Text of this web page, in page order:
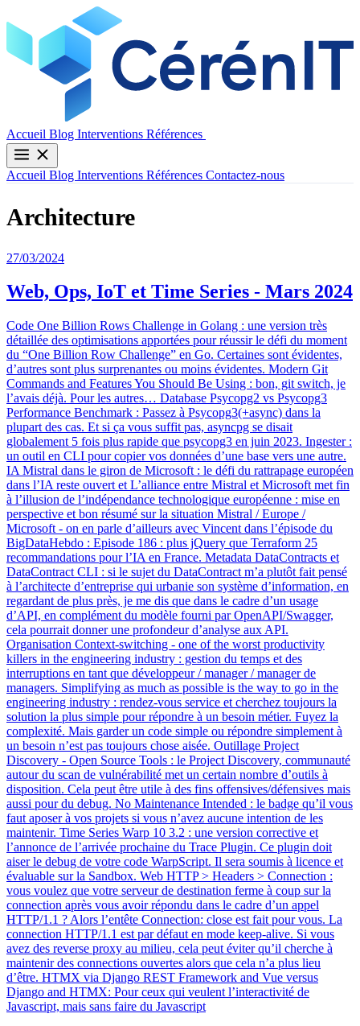
Accueil Blog Interventions Références
Accueil Blog Interventions Références Contactez-nous
Architecture
27/03/2024
Web, Ops, IoT et Time Series - Mars 2024
Code One Billion Rows Challenge in Golang : une version très
détaillée des optimisations apportées pour réussir le défi du moment
du “One Billion Row Challenge” en Go. Certaines sont évidentes,
d’autres sont plus surprenantes ou moins évidentes. Modern Git
Commands and Features You Should Be Using : bon, git switch, je
l’avais déjà. Pour les autres… Database Psycopg2 vs Psycopg3
Performance Benchmark : Passez à Psycopg3(+async) dans la
plupart des cas. Et si ça vous suffit pas, asyncpg se disait
globalement 5 fois plus rapide que psycopg3 en juin 2023. Ingester :
un outil en CLI pour copier vos données d’une base vers une autre.
IA Mistral dans le giron de Microsoft : le défi du rattrapage européen
dans l’IA reste ouvert et L’alliance entre Mistral et Microsoft met fin
à l’illusion de l’indépendance technologique européenne : mise en
perspective et bon résumé sur la situation Mistral / Europe /
Microsoft - on en parle d’ailleurs avec Vincent dans l’épisode du
BigDataHebdo : Episode 186 : plus jQuery que Terraform 25
recommandations pour l’IA en France. Metadata DataContracts et
DataContract CLI : si le sujet du DataContract m’a plutôt fait pensé
à l’architecte d’entreprise qui urbanie son système d’information, en
regardant de plus près, je me dis que dans le cadre d’un usage
d’API, en complément du modèle fourni par OpenAPI/Swagger,
cela pourrait donner une profondeur d’analyse aux API.
Organisation Context-switching - one of the worst productivity
killers in the engineering industry : gestion du temps et des
interruptions en tant que développeur / manager / manager de
managers. Simplifying as much as possible is the way to go in the
engineering industry : rendez-vous service et cherchez toujours la
solution la plus simple pour répondre à un besoin métier. Fuyez la
complexité. Mais garder un code simple ou répondre simplement à
un besoin n’est pas toujours chose aisée. Outillage Project
Discovery - Open Source Tools : le Project Discovery, communauté
autour du scan de vulnérabilité met un certain nombre d’outils à
disposition. Cela peut être utile à des fins offensives/défensives mais
aussi pour du debug. No Maintenance Intended : le badge qu’il vous
faut aposer à vos projets si vous n’avez aucune intention de les
maintenir. Time Series Warp 10 3.2 : une version corrective et
l’annonce de l’arrivée prochaine du Trace Plugin. Ce plugin doit
aiser le debug de votre code WarpScript. Il sera soumis à licence et
évaluable sur la Sandbox. Web HTTP > Headers > Connection :
vous voulez que votre serveur de destination ferme à coup sur la
connection après vous avoir répondu dans le cadre d’un appel
HTTP/1.1 ? Alors l’entête Connection: close est fait pour vous. La
connection HTTP/1.1 est par défaut en mode keep-alive. Si vous
avez des reverse proxy au milieu, cela peut éviter qu’il cherche à
maintenir des connections ouvertes alors que cela n’a plus lieu
d’être. HTMX via Django REST Framework and Vue versus
Django and HTMX: Pour ceux qui veulent l’interactivité de
Javascript, mais sans faire du Javascript